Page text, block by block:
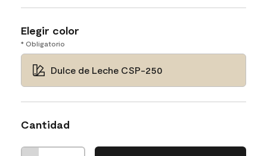
Elegir color
* Obligatorio
Dulce de Leche CSP-250
Cantidad